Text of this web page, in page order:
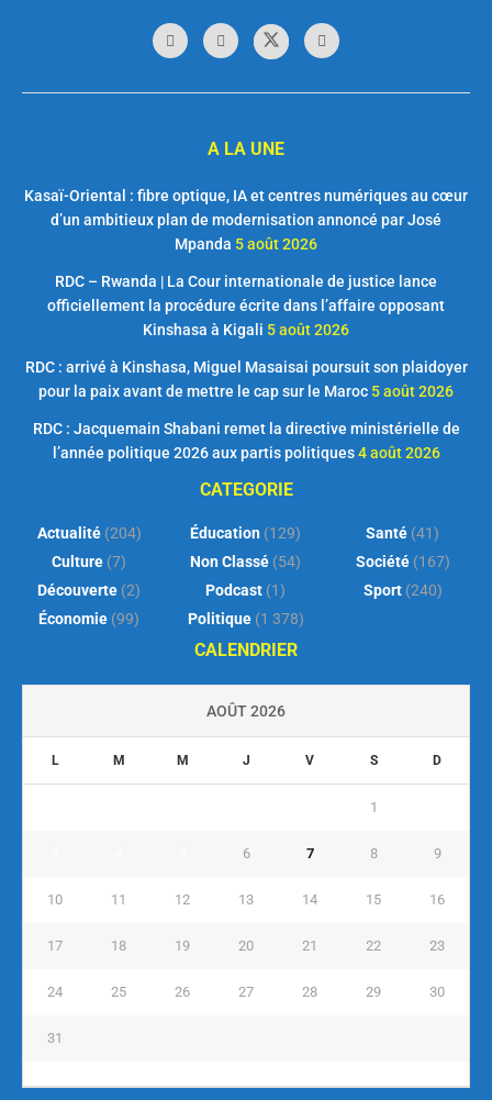
A LA UNE
Kasaï-Oriental : fibre optique, IA et centres numériques au cœur
d’un ambitieux plan de modernisation annoncé par José
Mpanda 5 août 2026
RDC – Rwanda | La Cour internationale de justice lance
officiellement la procédure écrite dans l’affaire opposant
Kinshasa à Kigali 5 août 2026
RDC : arrivé à Kinshasa, Miguel Masaisai poursuit son plaidoyer
pour la paix avant de mettre le cap sur le Maroc 5 août 2026
RDC : Jacquemain Shabani remet la directive ministérielle de
l’année politique 2026 aux partis politiques 4 août 2026
CATEGORIE
Actualité(204)
Culture (7)
Découverte (2)
Économie (99)
Éducation (129)
Non Classé (54)
Podcast (1)
Politique(1 378)
Santé (41)
Société(167)
Sport(240)
CALENDRIER
AOÛT 2026
L M M J V S D
1
6 7 8 9
10 11 12 13 14 15 16
17 18 19 20 21 22 23
24 25 26 27 28 29 30
31